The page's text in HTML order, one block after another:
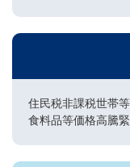
住民税非課税世帯
食料品等価格高騰